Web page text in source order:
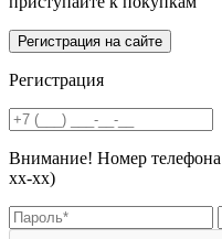
Регистрация
Внимание! Номер
хх-хх)